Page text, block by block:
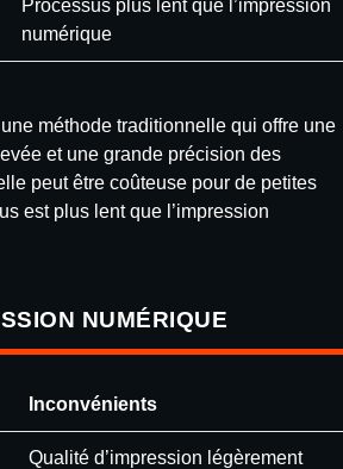
Processus plus lent que l’impression
numérique
une méthode traditionnelle qui offre une
et une grande précision des
peut être coûteuse pour de petites
est plus lent que l’impression
NUMÉRIQUE
Inconvénients
Qualité d’impression légèrement